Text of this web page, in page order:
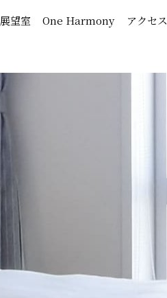
展望室 One Harmony アクセス